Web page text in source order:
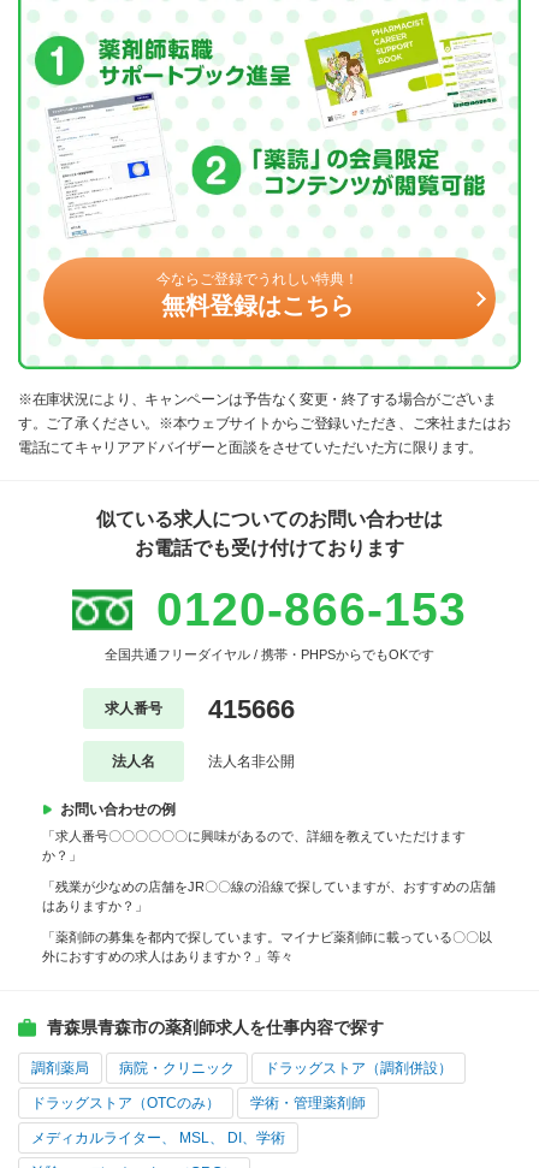
今ならご登録でうれしい特典！
無料登録はこちら
※在庫状況により、キャンペーンは予告なく変更・終了する場合がございま
す。ご了承ください。※本ウェブサイトからご登録いただき、ご来社またはお
電話にてキャリアアドバイザーと面談をさせていただいた方に限ります。
似ている求人についてのお問い合わせは
お電話でも受け付けております
0120-866-153
全国共通フリーダイヤル / 携帯・PHPSからでもOKです
求人番号 415666
法人名 法人名非公開
お問い合わせの例
「求人番号〇〇〇〇〇〇に興味があるので、詳細を教えていただけます
か？」
「残業が少なめの店舗をJR〇〇線の沿線で探していますが、おすすめの店舗
はありますか？」
「薬剤師の募集を都内で探しています。マイナビ薬剤師に載っている〇〇以
外におすすめの求人はありますか？」等々
青森県青森市の薬剤師求人を仕事内容で探す
調剤薬局 病院・クリニック ドラッグストア（調剤併設）
ドラッグストア（OTCのみ） 学術・管理薬剤師
メディカルライター、 MSL、 DI、学術